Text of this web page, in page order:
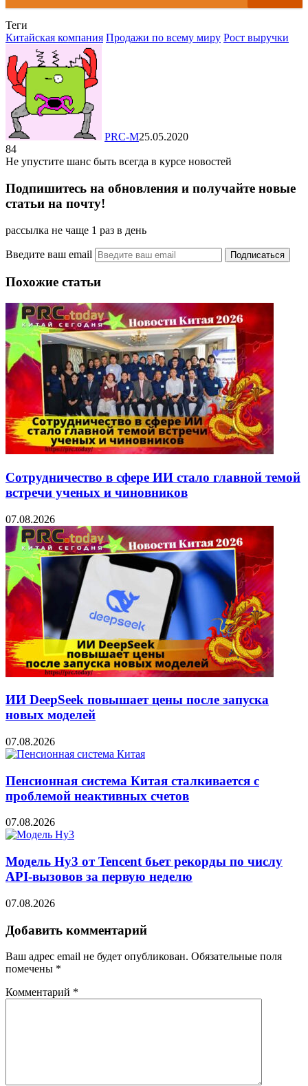
Теги
Китайская компания Продажи по всему миру Рост выручки
PRC-M25.05.2020
84
Не упустите шанс быть всегда в курсе новостей
Подпишитесь на обновления и получайте новые
статьи на почту!
рассылка не чаще 1 раз в день
Введите ваш email
Похожие статьи
Сотрудничество в сфере ИИ стало главной темой
встречи ученых и чиновников
07.08.2026
ИИ DeepSeek повышает цены после запуска
новых моделей
07.08.2026
Пенсионная система Китая сталкивается с
проблемой неактивных счетов
07.08.2026
Модель Hy3 от Tencent бьет рекорды по числу
API-вызовов за первую неделю
07.08.2026
Добавить комментарий
Ваш адрес email не будет опубликован. Обязательные поля
помечены *
Комментарий *